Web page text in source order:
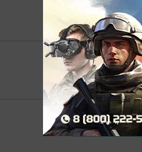
Авторизоваться